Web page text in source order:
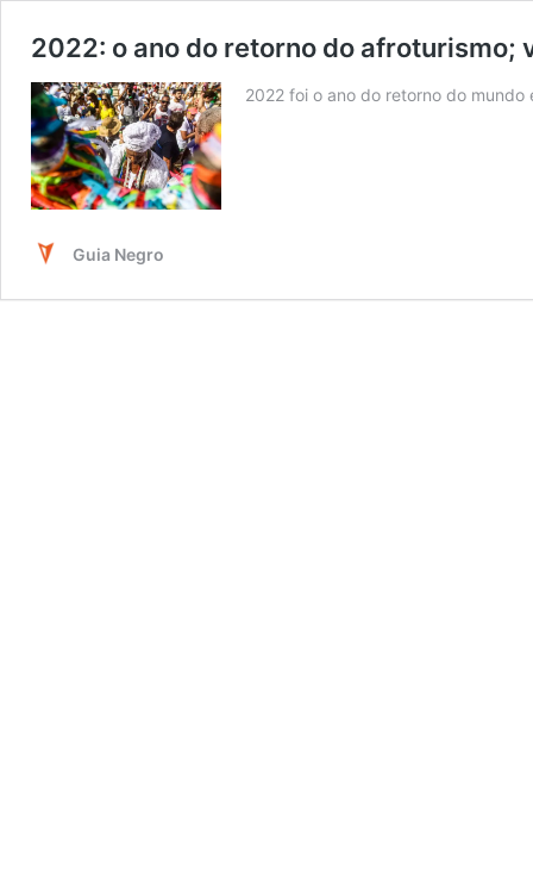
2022: o ano do retorno do afroturismo;
2022 foi o ano do retorno do
Guia Negro